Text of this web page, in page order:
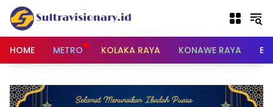
Langsung
konten
HOME
METRO KOLAKA RAYA KONAWE RAYA